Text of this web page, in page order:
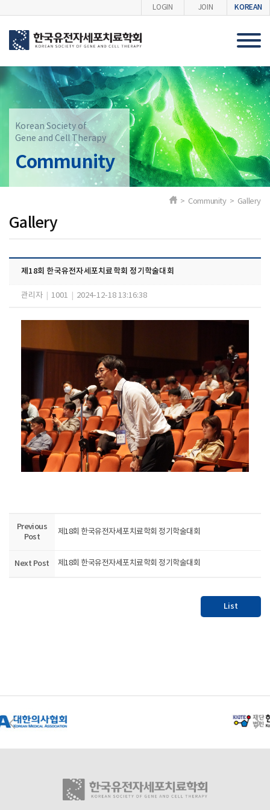
LOGIN JOIN KOREAN
Korean Society of
Gene and Cell Therapy
Community
Gallery
> Community > Gallery
제18회 한국유전자세포치료학회 정기학술대회
관리자 1001 2024-12-18 13:16:38
Previous
Post
제18회 한국유전자세포치료학회 정기학술대회
Next Post 제18회 한국유전자세포치료학회 정기학술대회
List